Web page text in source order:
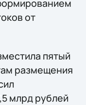
от
пятый
размещения
млрд рублей